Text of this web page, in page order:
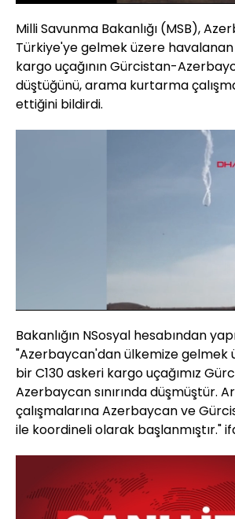
Milli Savunma Bakanlığı (MSB),
Türkiye'ye gelmek üzere havalanan
kargo uçağının Gürcistan-
düştüğünü, arama kurtarma
ettiğini bildirdi.
Aç
Bakanlığın NSosyal hesabından
"Azerbaycan'dan ülkemize gelmek
bir C130 askeri kargo uçağımız
Azerbaycan sınırında düşmüştür.
çalışmalarına Azerbaycan ve
ile koordineli olarak başlanmıştır."